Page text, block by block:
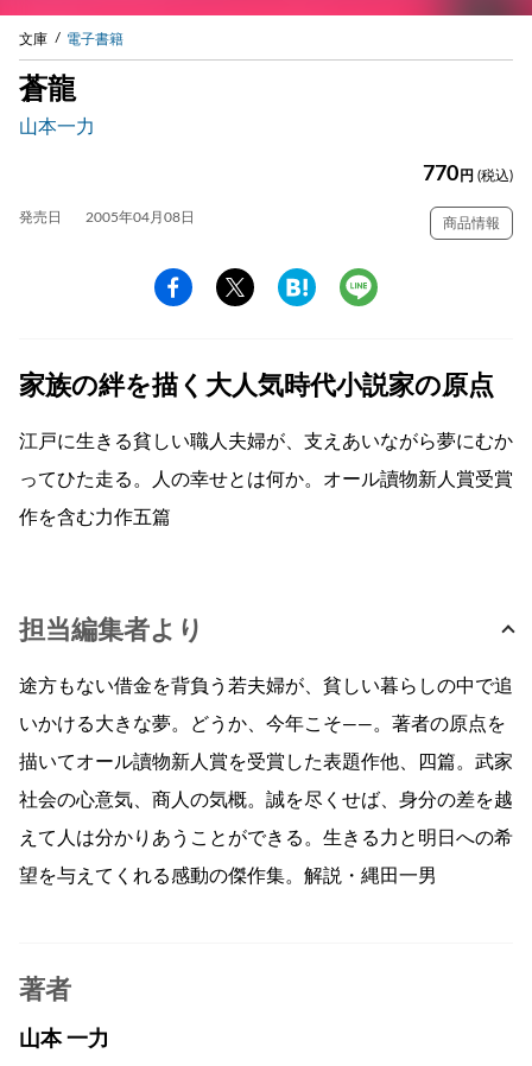
文庫 電子書籍
蒼龍
山本一力
770 円 (税込)
発売日 2005年04月08日 商品情報
家族の絆を描く大人気時代小説家の原点
江戸に生きる貧しい職人夫婦が、支えあいながら夢にむか
ってひた走る。人の幸せとは何か。オール讀物新人賞受賞
作を含む力作五篇
担当編集者より
途方もない借金を背負う若夫婦が、貧しい暮らしの中で追
いかける大きな夢。どうか、今年こそ——。著者の原点を
描いてオール讀物新人賞を受賞した表題作他、四篇。武家
社会の心意気、商人の気概。誠を尽くせば、身分の差を越
えて人は分かりあうことができる。生きる力と明日への希
望を与えてくれる感動の傑作集。解説・縄田一男
著者
山本 一力